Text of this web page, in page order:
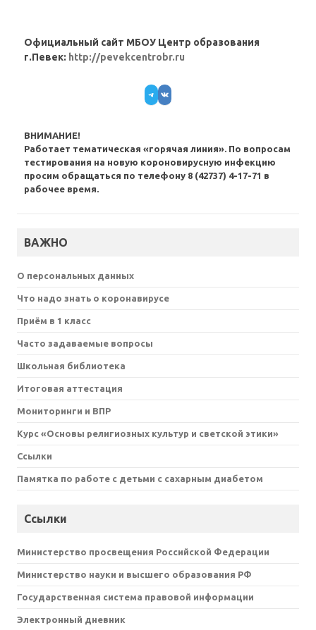
Официальный сайт МБОУ Центр образования
г.Певек: http://pevekcentrobr.ru
Telegram
VK
ВНИМАНИЕ!
Работает тематическая «горячая линия». По вопросам
тестирования на новую короновирусную инфекцию
просим обращаться по телефону 8 (42737) 4-17-71 в
рабочее время.
ВАЖНО
О персональных данных
Что надо знать о коронавирусе
Приём в 1 класс
Часто задаваемые вопросы
Школьная библиотека
Итоговая аттестация
Мониторинги и ВПР
Курс «Основы религиозных культур и светской этики»
Ссылки
Памятка по работе с детьми с сахарным диабетом
Ссылки
Министерство просвещения Российской Федерации
Министерство науки и высшего образования РФ
Государственная система правовой информации
Электронный дневник